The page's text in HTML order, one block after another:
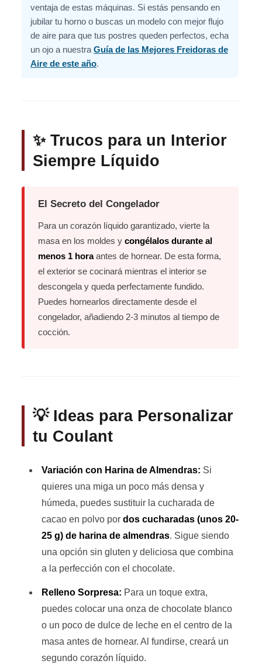
ventaja de estas máquinas. Si estás pensando en
jubilar tu horno o buscas un modelo con mejor flujo
de aire para que tus postres queden perfectos, echa
un ojo a nuestra Guía de las Mejores Freidoras de
Aire de este año.
✨ Trucos para un Interior
Siempre Líquido
El Secreto del Congelador
Para un corazón líquido garantizado, vierte la
masa en los moldes y congélalos durante al
menos 1 horaantes de hornear. De esta forma,
el exterior se cocinará mientras el interior se
descongela y queda perfectamente fundido.
Puedes hornearlos directamente desde el
congelador, añadiendo 2-3 minutos al tiempo de
cocción.
💡 Ideas para Personalizar
tu Coulant
Variación con Harina de Almendras: Si
quieres una miga un poco más densa y
húmeda, puedes sustituir la cucharada de
cacao en polvo por dos cucharadas (unos 20-
25 g) de harina de almendras. Sigue siendo
una opción sin gluten y deliciosa que combina
a la perfección con el chocolate.
Relleno Sorpresa: Para un toque extra,
puedes colocar una onza de chocolate blanco
o un poco de dulce de leche en el centro de la
masa antes de hornear. Al fundirse, creará un
segundo corazón líquido.